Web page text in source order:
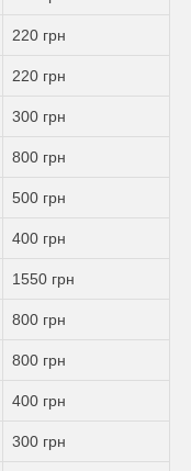
220 грн
220 грн
300 грн
800 грн
500 грн
400 грн
1550 грн
800 грн
800 грн
400 грн
300 грн